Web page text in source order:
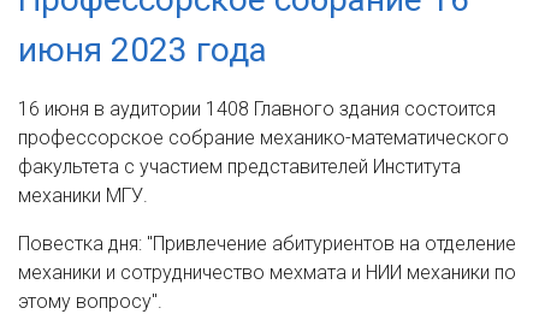
июня 2023 года
16 июня в аудитории 1408 Главного здания состоится
профессорское собрание механико-математического
факультета с участием представителей Института
механики МГУ.
Повестка дня: "Привлечение абитуриентов на отделение
механики и сотрудничество мехмата и НИИ механики по
этому вопросу".